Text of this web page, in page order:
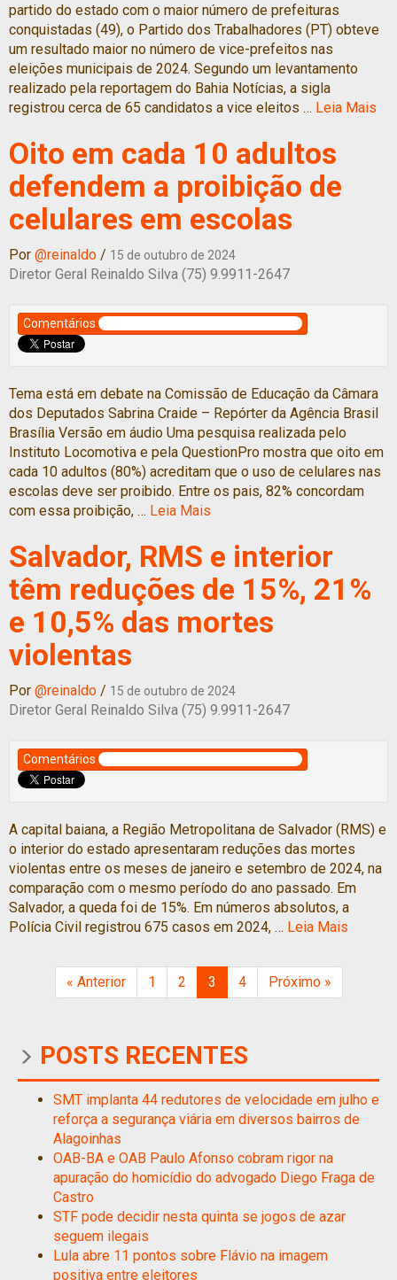
partido do estado com o maior número de prefeituras
conquistadas (49), o Partido dos Trabalhadores (PT) obteve
um resultado maior no número de vice-prefeitos nas
eleições municipais de 2024. Segundo um levantamento
realizado pela reportagem do Bahia Notícias, a sigla
registrou cerca de 65 candidatos a vice eleitos … Leia Mais
Oito em cada 10 adultos
defendem a proibição de
celulares em escolas
Por @reinaldo / 15 de outubro de 2024
Diretor Geral Reinaldo Silva (75) 9.9911-2647
Comentários
Tema está em debate na Comissão de Educação da Câmara
dos Deputados Sabrina Craide – Repórter da Agência Brasil
Brasília Versão em áudio Uma pesquisa realizada pelo
Instituto Locomotiva e pela QuestionPro mostra que oito em
cada 10 adultos (80%) acreditam que o uso de celulares nas
escolas deve ser proibido. Entre os pais, 82% concordam
com essa proibição, … Leia Mais
Salvador, RMS e interior
têm reduções de 15%, 21%
e 10,5% das mortes
violentas
Por @reinaldo / 15 de outubro de 2024
Diretor Geral Reinaldo Silva (75) 9.9911-2647
Comentários
A capital baiana, a Região Metropolitana de Salvador (RMS) e
o interior do estado apresentaram reduções das mortes
violentas entre os meses de janeiro e setembro de 2024, na
comparação com o mesmo período do ano passado. Em
Salvador, a queda foi de 15%. Em números absolutos, a
Polícia Civil registrou 675 casos em 2024, … Leia Mais
« Anterior 1 2 3 4 Próximo »
POSTS RECENTES
SMT implanta 44 redutores de velocidade em julho e
reforça a segurança viária em diversos bairros de
Alagoinhas
OAB-BA e OAB Paulo Afonso cobram rigor na
apuração do homicídio do advogado Diego Fraga de
Castro
STF pode decidir nesta quinta se jogos de azar
seguem ilegais
Lula abre 11 pontos sobre Flávio na imagem
positiva entre eleitores